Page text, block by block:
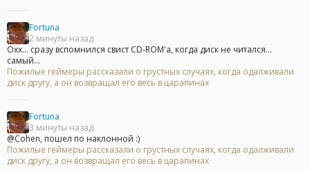
Fortuna
2 минуты назад
Охх... сразу вспомнился свист CD-ROM'а, когда диск не читался...
самый...
Пожилые геймеры рассказали о грустных случаях, когда одалживали
диск другу, а он возвращал его весь в царапинах
Fortuna
3 минуты назад
@Cohen, пошел по наклонной :)
Пожилые геймеры рассказали о грустных случаях, когда одалживали
диск другу, а он возвращал его весь в царапинах